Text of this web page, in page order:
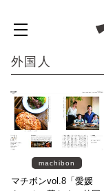
外国人
machibon
マチボンvol.8「愛媛